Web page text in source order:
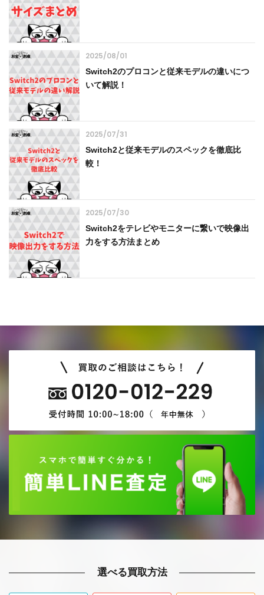
2025/08/01
Switch2のプロコンと従来モデルの違いにつ
いて解説！
2025/07/31
Switch2と従来モデルのスペックを徹底比
較！
2025/07/30
Switch2をテレビやモニターに繋いで映像出
力をする方法まとめ
選べる買取方法